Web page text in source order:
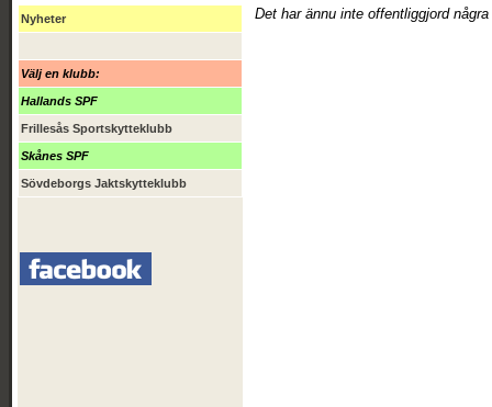
Nyheter
Välj en klubb:
Hallands SPF
Frillesås Sportskytteklubb
Skånes SPF
Sövdeborgs Jaktskytteklubb
Det har ännu inte offentliggjord